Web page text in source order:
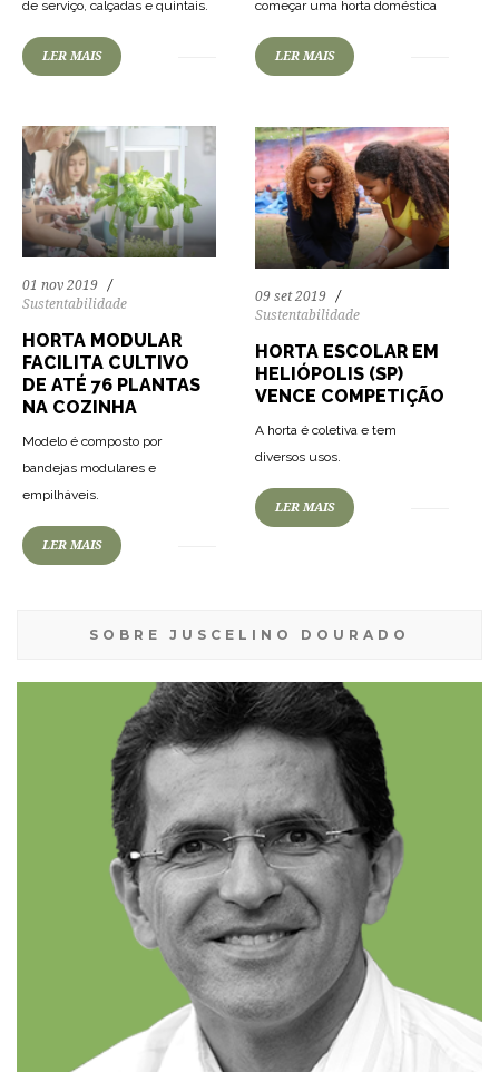
começar uma horta doméstica
LER MAIS
de serviço, calçadas e quintais.
LER MAIS
01 nov 2019
Sustentabilidade
HORTA MODULAR
FACILITA CULTIVO
DE ATÉ 76 PLANTAS
NA COZINHA
Modelo é composto por
bandejas modulares e
empilháveis.
LER MAIS
09 set 2019
Sustentabilidade
HORTA ESCOLAR EM
HELIÓPOLIS (SP)
VENCE COMPETIÇÃO
A horta é coletiva e tem
diversos usos.
LER MAIS
SOBRE JUSCELINO DOURADO